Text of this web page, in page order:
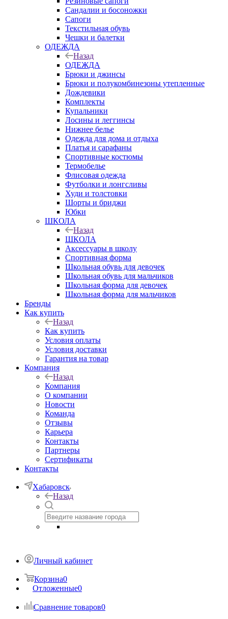
Сандалии и босоножки
Сапоги
Текстильная обувь
Чешки и балетки
ОДЕЖДА
Назад
ОДЕЖДА
Брюки и джинсы
Брюки и полукомбинезоны утепленные
Дождевики
Комплекты
Купальники
Лосины и леггинсы
Нижнее белье
Одежда для дома и отдыха
Платья и сарафаны
Спортивные костюмы
Термобелье
Флисовая одежда
Футболки и лонгсливы
Худи и толстовки
Шорты и бриджи
Юбки
ШКОЛА
Назад
ШКОЛА
Аксессуары в школу
Спортивная форма
Школьная обувь для девочек
Школьная обувь для мальчиков
Школьная форма для девочек
Школьная форма для мальчиков
Бренды
Как купить
Назад
Как купить
Условия оплаты
Условия доставки
Гарантия на товар
Компания
Назад
Компания
О компании
Новости
Команда
Отзывы
Карьера
Контакты
Партнеры
Сертификаты
Контакты
Хабаровск
Назад
Личный кабинет
Корзина0
Отложенные0
Сравнение товаров0